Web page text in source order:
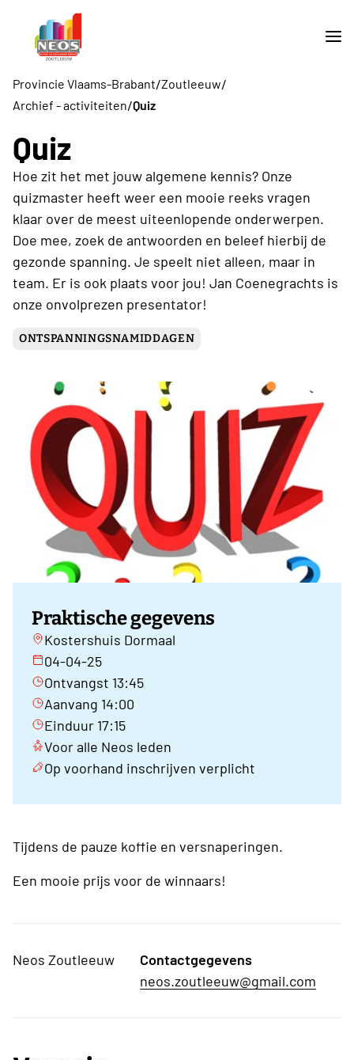
Provincie Vlaams-Brabant/Zoutleeuw/
Archief - activiteiten/Quiz
Quiz
Hoe zit het met jouw algemene kennis? Onze
quizmaster heeft weer een mooie reeks vragen
klaar over de meest uiteenlopende onderwerpen.
Doe mee, zoek de antwoorden en beleef hierbij de
gezonde spanning. Je speelt niet alleen, maar in
team. Er is ook plaats voor jou! Jan Coenegrachts is
onze onvolprezen presentator!
ONTSPANNINGSNAMIDDAGEN
Praktische gegevens
Kostershuis Dormaal
04-04-25
Ontvangst 13:45
Aanvang 14:00
Einduur 17:15
Voor alle Neos leden
Op voorhand inschrijven verplicht
Tijdens de pauze koffie en versnaperingen.
Een mooie prijs voor de winnaars!
Neos Zoutleeuw
Contactgegevens
neos.zoutleeuw@gmail.com